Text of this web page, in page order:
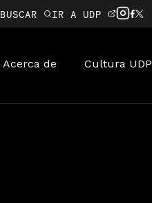
BUSCAR IR A UDP
Acerca de Cultura UDP